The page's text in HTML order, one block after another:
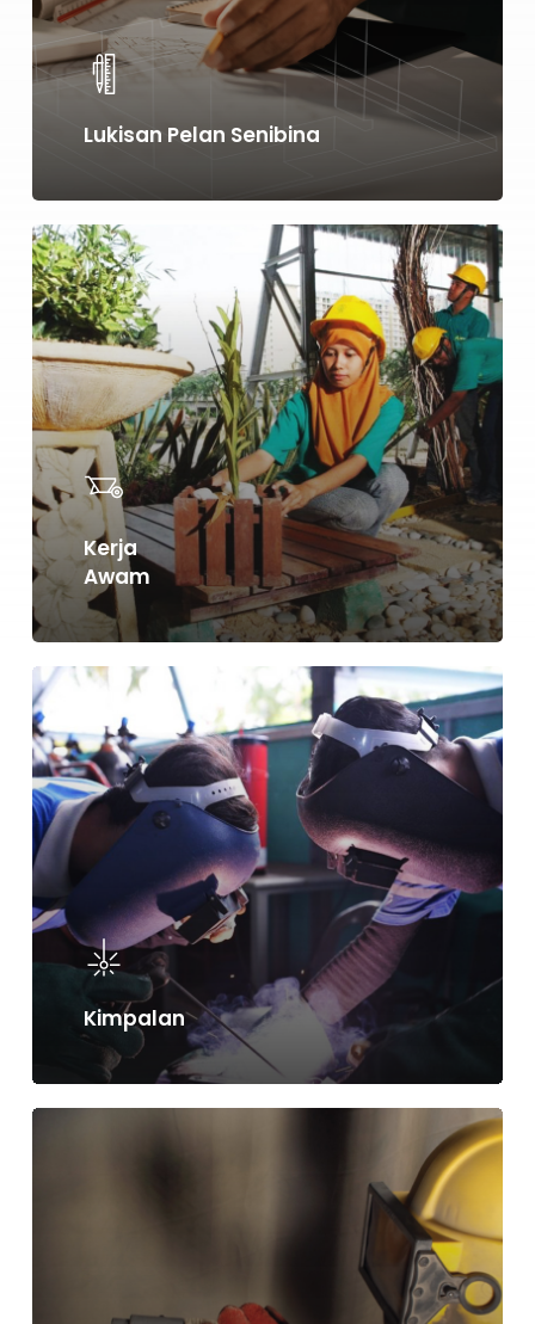
Lukisan Pelan Senibina
Kerja
Awam
Learn
more
Kimpalan
Learn
more